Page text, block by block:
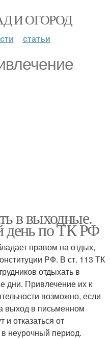
И ОГОРОД
статьи
в выходные.
день по ТК РФ
правом на отдых,
РФ. В ст. 113 ТК
отдыхать в
дни. Привлечение их к
возможно, если
выход в письменном
и отказаться от
неурочный период.